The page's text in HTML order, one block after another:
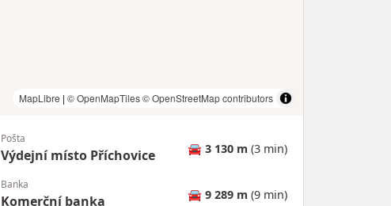
MapLibre | © OpenMapTiles© OpenStreetMap contributors
Pošta
Výdejní místo Příchovice 🚘 3 130 m (3 min)
Banka
Komerční banka 🚘 9 289 m (9 min)